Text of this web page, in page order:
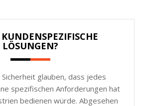
LÖSUNGEN?
Sicherheit glauben, dass jedes
spezifischen Anforderungen hat
bedienen würde. Abgesehen